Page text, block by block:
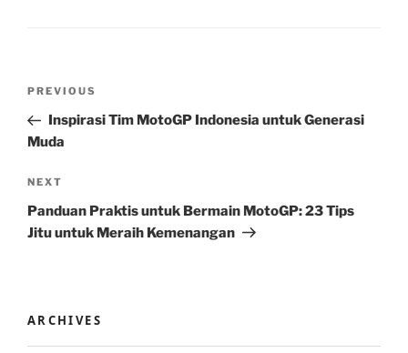
Previous
Post
PREVIOUS
Inspirasi Tim MotoGP Indonesia untuk Generasi
Muda
Next
Post
NEXT
Panduan Praktis untuk Bermain MotoGP: 23 Tips
Jitu untuk Meraih Kemenangan
ARCHIVES